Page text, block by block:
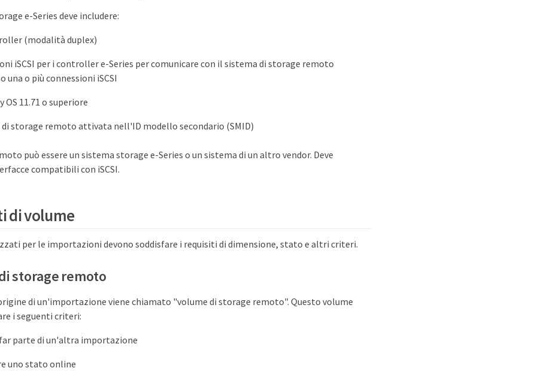
e-Series deve includere:
(modalità duplex)
iSCSI per i controller e-Series per comunicare con il sistema di storage remoto
una o più connessioni iSCSI
OS 11.71 o superiore
di storage remoto attivata nell'ID modello secondario (SMID)
può essere un sistema storage e-Series o un sistema di un altro vendor. Deve
compatibili con iSCSI.
di volume
per le importazioni devono soddisfare i requisiti di dimensione, stato e altri criteri.
storage remoto
di un'importazione viene chiamato "volume di storage remoto". Questo volume
i seguenti criteri:
parte di un'altra importazione
uno stato online